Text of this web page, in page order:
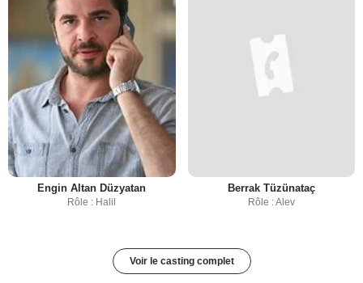
Engin Altan Düzyatan
Rôle : Halil
Berrak Tüzünataç
Rôle : Alev
Voir le casting complet